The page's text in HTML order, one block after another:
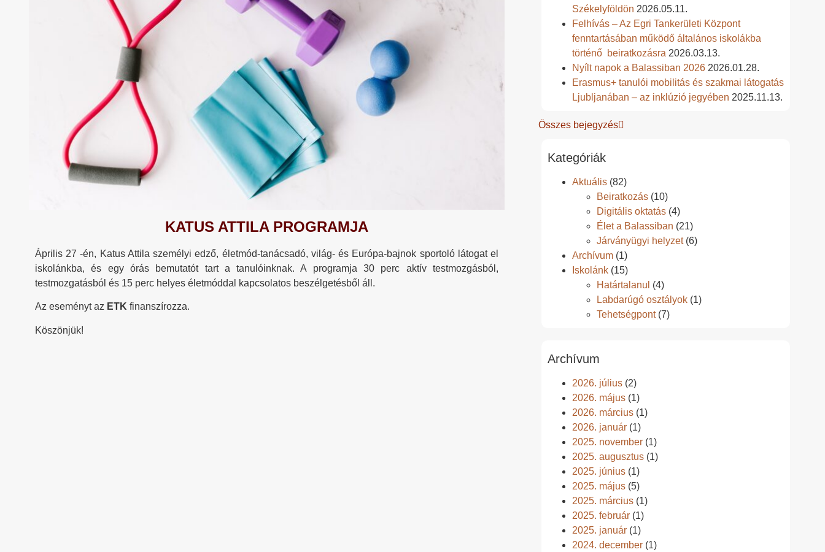
KATUS ATTILA PROGRAMJA
Április 27 -én, Katus Attila személyi edző, életmód-tanácsadó, világ- és Európa-bajnok sportoló látogat el
iskolánkba, és egy órás bemutatót tart a tanulóinknak. A programja 30 perc aktív testmozgásból,
testmozgatásból és 15 perc helyes életmóddal kapcsolatos beszélgetésből áll.
Az eseményt az ETK finanszírozza.
Köszönjük!
Székelyföldön 2026.05.11.
Felhívás – Az Egri Tankerületi Központ
fenntartásában működő általános iskolákba
történő beiratkozásra 2026.03.13.
Nyílt napok a Balassiban 2026 2026.01.28.
Erasmus+ tanulói mobilitás és szakmai látogatás
Ljubljanában – az inklúzió jegyében 2025.11.13.
Összes bejegyzés
Kategóriák
Aktuális (82)
Beiratkozás (10)
Digitális oktatás (4)
Élet a Balassiban (21)
Járványügyi helyzet(6)
Archívum (1)
Iskolánk (15)
Határtalanul (4)
Labdarúgó osztályok (1)
Tehetségpont(7)
Archívum
2026. július (2)
2026. május (1)
2026. március (1)
2026. január (1)
2025. november (1)
2025. augusztus (1)
2025. június (1)
2025. május (5)
2025. március (1)
2025. február (1)
2025. január (1)
2024. december (1)